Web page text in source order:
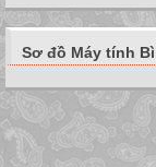
Sơ đồ Máy tính